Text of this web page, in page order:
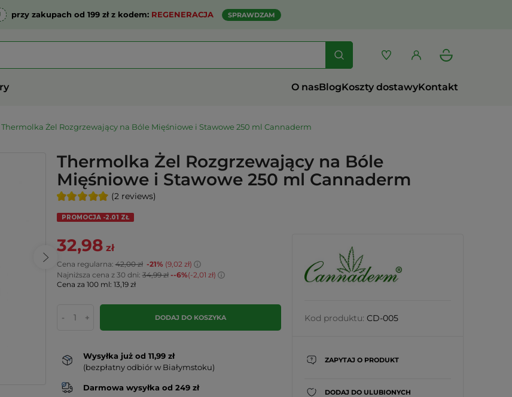
przy zakupach od 199 zł z kodem: REGENERACJA SPRAWDZAM
O nasBlogKoszty dostawyKontakt
Thermolka Żel Rozgrzewający na Bóle Mięśniowe i Stawowe 250 ml Cannaderm
Thermolka Żel Rozgrzewający na Bóle
Mięśniowe i Stawowe 250 ml Cannaderm
(2 reviews)
PROMOCJA -2.01 ZŁ
32,98zł
Cena regularna:42,00 zł-21% (9,02 zł)
Najniższa cena z 30 dni: 34,99 zł --6%(-2,01 zł)
Cena za 100 ml: 13,19 zł
- + DODAJ DO KOSZYKA
Wysyłka już od 11,99 zł
(bezpłatny odbiór w Białymstoku)
Darmowa wysyłka od 249 zł
Kod produktu: CD-005
ZAPYTAJ O PRODUKT
DODAJ DO ULUBIONYCH